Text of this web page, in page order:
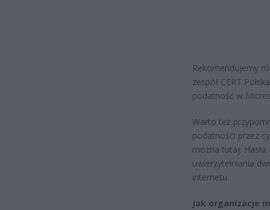
Rekomendujemy
zespół CERT
podatność w
Warto też
podatności przez
można tutaj:
uwierzytelniania
internetu.
Jak organizacje